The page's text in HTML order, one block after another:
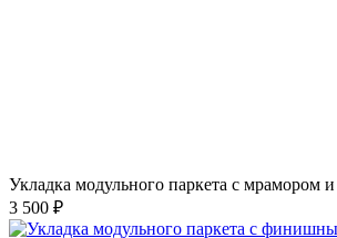
Укладка модульного паркета с мрамором
3 500 ₽